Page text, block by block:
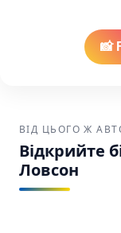
📸
ВІД ЦЬОГО Ж
Відкрийте
Ловсон